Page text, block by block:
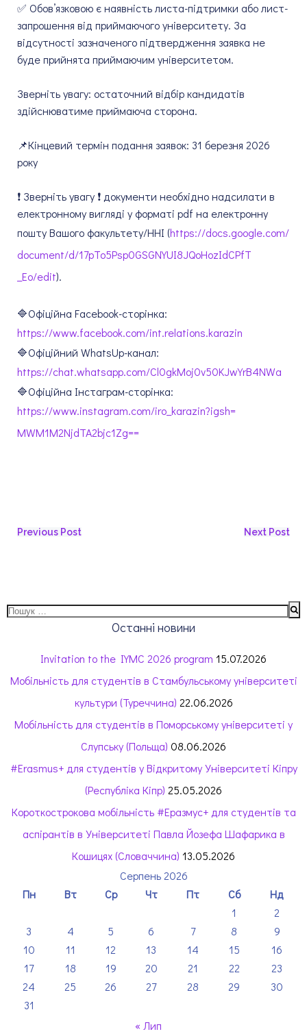
✅ Обов’язковою є наявність листа-підтримки або лист-
запрошення від приймаючого університету. За
відсутності зазначеного підтвердження заявка не
буде прийнята приймаючим університетом.
Зверніть увагу: остаточний відбір кандидатів
здійснюватиме приймаюча сторона.
📌Кінцевий термін подання заявок: 31 березня 2026
року
❗ Зверніть увагу ❗ документи необхідно надсилати в
електронному вигляді у форматі pdf на електронну
пошту Вашого факультету/ННІ (https://docs.google.com/
document/d/17pTo5Psp0GSGNYUI8JQoHozIdCPfT
_Eo/edit).
🔷Офіційна Facebook-сторінка:
https://www.facebook.com/int.relations.karazin
🔷Офіційний WhatsUp-канал:
https://chat.whatsapp.com/Cl0gkMoj0v50KJwYrB4NWa
🔷Офіційна Інстаграм-сторінка:
https://www.instagram.com/iro_ karazin?igsh=
MWM1M2NjdTA2bjc1Zg==
Previous Post Next Post
Останні новини
Invitation to the IYMC 2026 program 15.07.2026
Мобільність для студентів в Стамбульському університеті
культури (Туреччина) 22.06.2026
Мобільність для студентів в Поморському університеті у
Слупську (Польща) 08.06.2026
#Erasmus+ для студентів у Відкритому Університеті Кіпру
(Республіка Кіпр) 25.05.2026
Короткострокова мобільність #Еразмус+ для студентів та
аспірантів в Університеті Павла Йозефа Шафарика в
Кошицях (Словаччина) 13.05.2026
Серпень 2026
Пн
Вт Ср Чт Пт Сб
Нд
1
2
3
4 5 6 7 8
9
10
11 12 13 14 15
16
17
18 19 20 21 22
23
24
25 26 27 28 29
30
31
« Лип